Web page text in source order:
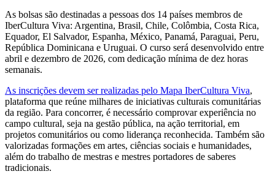
As bolsas são destinadas a pessoas dos 14 países membros de
IberCultura Viva: Argentina, Brasil, Chile, Colômbia, Costa Rica,
Equador, El Salvador, Espanha, México, Panamá, Paraguai, Peru,
República Dominicana e Uruguai. O curso será desenvolvido entre
abril e dezembro de 2026, com dedicação mínima de dez horas
semanais.
As inscrições devem ser realizadas pelo Mapa IberCultura Viva,
plataforma que reúne milhares de iniciativas culturais comunitárias
da região. Para concorrer, é necessário comprovar experiência no
campo cultural, seja na gestão pública, na ação territorial, em
projetos comunitários ou como liderança reconhecida. Também são
valorizadas formações em artes, ciências sociais e humanidades,
além do trabalho de mestras e mestres portadores de saberes
tradicionais.